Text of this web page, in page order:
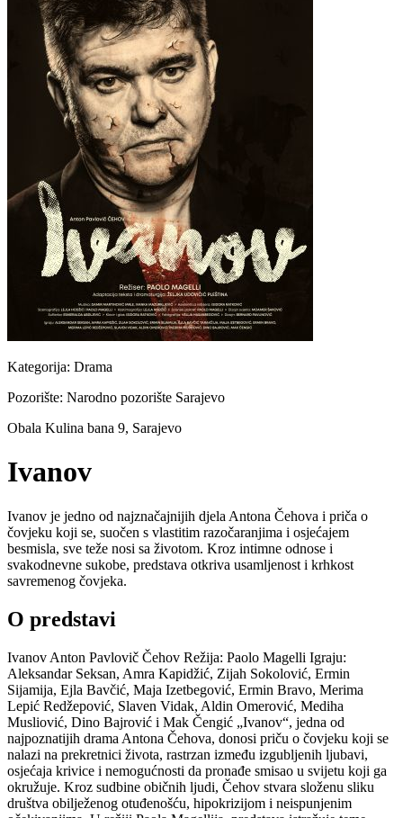
Kategorija: Drama
Pozorište: Narodno pozorište Sarajevo
Obala Kulina bana 9, Sarajevo
Ivanov
Ivanov je jedno od najznačajnijih djela Antona Čehova i priča o
čovjeku koji se, suočen s vlastitim razočaranjima i osjećajem
besmisla, sve teže nosi sa životom. Kroz intimne odnose i
svakodnevne sukobe, predstava otkriva usamljenost i krhkost
savremenog čovjeka.
O predstavi
Ivanov Anton Pavlovič Čehov Režija: Paolo Magelli Igraju:
Aleksandar Seksan, Amra Kapidžić, Zijah Sokolović, Ermin
Sijamija, Ejla Bavčić, Maja Izetbegović, Ermin Bravo, Merima
Lepić Redžepović, Slaven Vidak, Aldin Omerović, Mediha
Musliović, Dino Bajrović i Mak Čengić „Ivanov“, jedna od
najpoznatijih drama Antona Čehova, donosi priču o čovjeku koji se
nalazi na prekretnici života, rastrzan između izgubljenih ljubavi,
osjećaja krivice i nemogućnosti da pronađe smisao u svijetu koji ga
okružuje. Kroz sudbine običnih ljudi, Čehov stvara složenu sliku
društva obilježenog otuđenošću, hipokrizijom i neispunjenim